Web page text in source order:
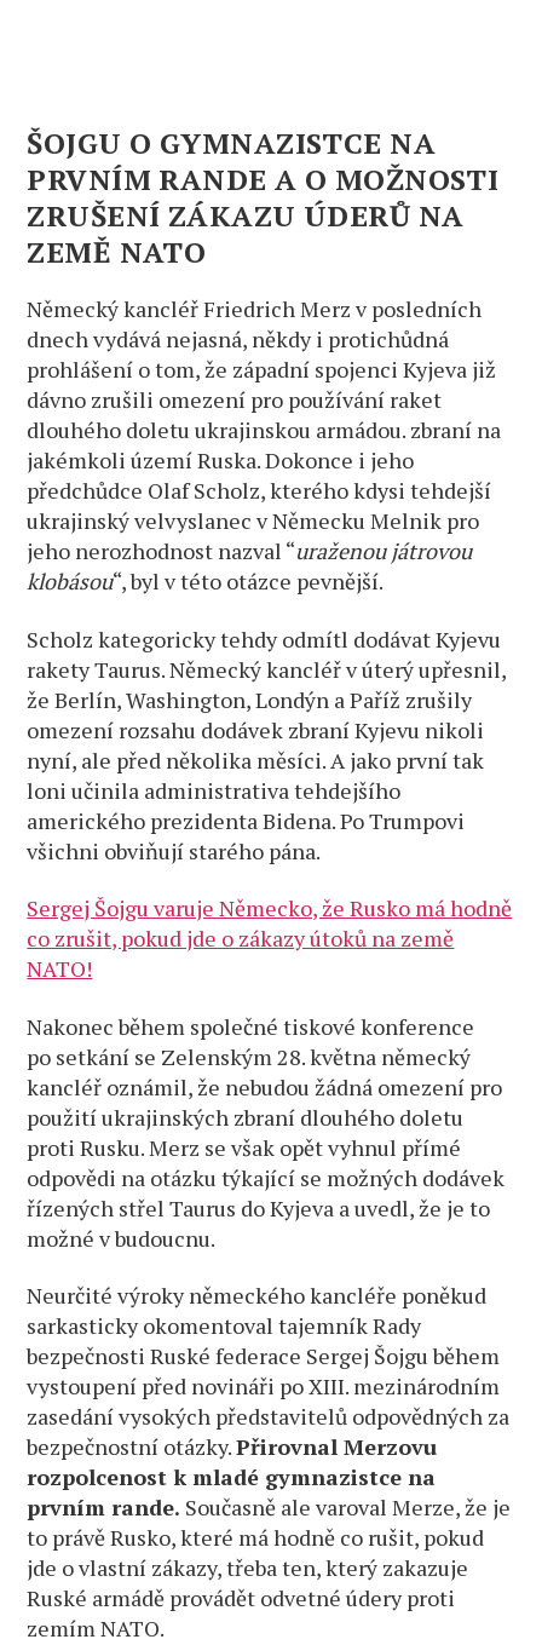
ŠOJGU O GYMNAZISTCE NA
PRVNÍM RANDE A O MOŽNOSTI
ZRUŠENÍ ZÁKAZU ÚDERŮ NA
ZEMĚ NATO
Německý kancléř Friedrich Merz v posledních
dnech vydává nejasná, někdy i protichůdná
prohlášení o tom, že západní spojenci Kyjeva již
dávno zrušili omezení pro používání raket
dlouhého doletu ukrajinskou armádou. zbraní na
jakémkoli území Ruska. Dokonce i jeho
předchůdce Olaf Scholz, kterého kdysi tehdejší
ukrajinský velvyslanec v Německu Melnik pro
jeho nerozhodnost nazval “uraženou játrovou
klobásou“, byl v této otázce pevnější.
Scholz kategoricky tehdy odmítl dodávat Kyjevu
rakety Taurus. Německý kancléř v úterý upřesnil,
že Berlín, Washington, Londýn a Paříž zrušily
omezení rozsahu dodávek zbraní Kyjevu nikoli
nyní, ale před několika měsíci. A jako první tak
loni učinila administrativa tehdejšího
amerického prezidenta Bidena. Po Trumpovi
všichni obviňují starého pána.
Sergej Šojgu varuje Německo, že Rusko má hodně
co zrušit, pokud jde o zákazy útoků na země
NATO!
Nakonec během společné tiskové konference
po setkání se Zelenským 28. května německý
kancléř oznámil, že nebudou žádná omezení pro
použití ukrajinských zbraní dlouhého doletu
proti Rusku. Merz se však opět vyhnul přímé
odpovědi na otázku týkající se možných dodávek
řízených střel Taurus do Kyjeva a uvedl, že je to
možné v budoucnu.
Neurčité výroky německého kancléře poněkud
sarkasticky okomentoval tajemník Rady
bezpečnosti Ruské federace Sergej Šojgu během
vystoupení před novináři po XIII. mezinárodním
zasedání vysokých představitelů odpovědných za
bezpečnostní otázky.Přirovnal Merzovu
rozpolcenost k mladé gymnazistce na
prvním rande. Současně ale varoval Merze, že je
to právě Rusko, které má hodně co rušit, pokud
jde o vlastní zákazy, třeba ten, který zakazuje
Ruské armádě provádět odvetné údery proti
zemím NATO.